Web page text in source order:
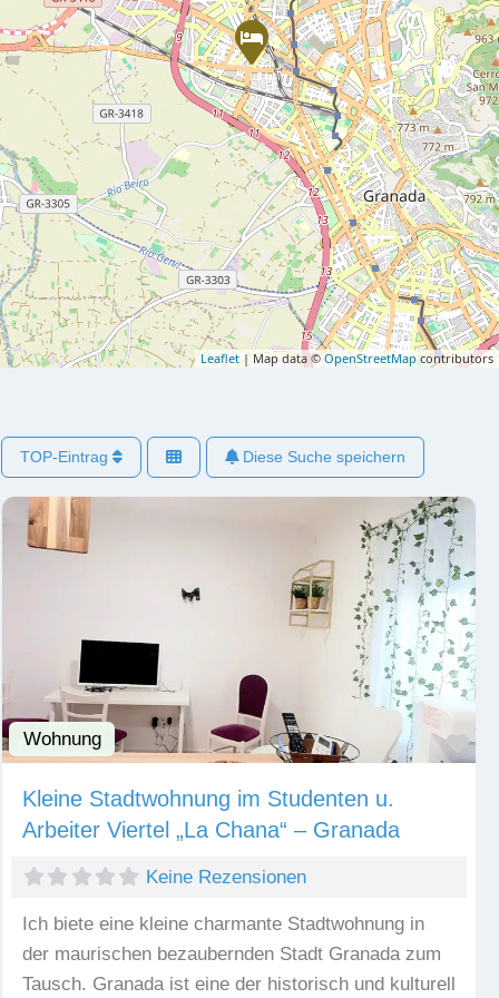
Leaflet | Map data ©OpenStreetMapcontributors
TOP-Eintrag Diese Suche speichern
Wohnung
Kleine Stadtwohnung im Studenten u.
Arbeiter Viertel „La Chana“ – Granada
Keine Rezensionen
Ich biete eine kleine charmante Stadtwohnung in
der maurischen bezaubernden Stadt Granada zum
Tausch. Granada ist eine der historisch und kulturell